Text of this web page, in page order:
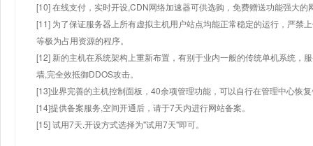
[10] 在线支付，实时开设,CDN网络加速器可供选购，免费赠送功能强大
[11] 为了保证服务器上所有虚拟主机用户站点均能正常稳定的运行，严禁
等极为占用资源的程序。
[12] 新的主机在系统架构上重新布置，有别于业内一般的传统单机系统，
墙,完全效抵御DDOS攻击。
[13]业界完善的主机控制面板，40余项管理功能，可以自行在管理中心恢
[14]提供备案服务,空间开通后，请于7天内进行网站备案。
[15] 试用7天.开设方式选择为"试用7天"即可。